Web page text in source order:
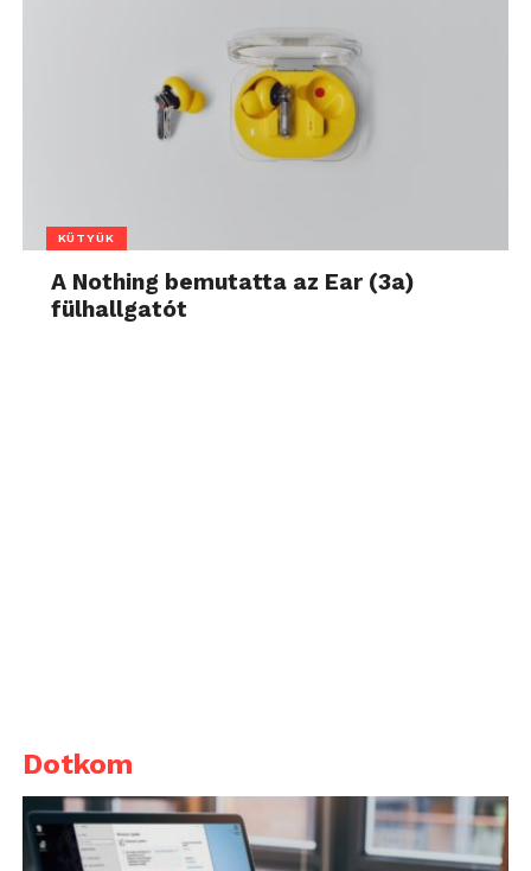
KÜTYÜK
A Nothing bemutatta az Ear (3a)
fülhallgatót
Dotkom